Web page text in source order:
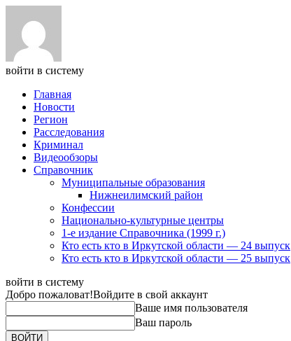
войти в систему
Главная
Новости
Регион
Расследования
Криминал
Видеообзоры
Справочник
Муниципальные образования
Нижнеилимский район
Конфессии
Национально-культурные центры
1-е издание Справочника (1999 г.)
Кто есть кто в Иркутской области — 24 выпуск
Кто есть кто в Иркутской области — 25 выпуск
войти в систему
Добро пожаловат!Войдите в свой аккаунт
Ваше имя пользователя
Ваш пароль